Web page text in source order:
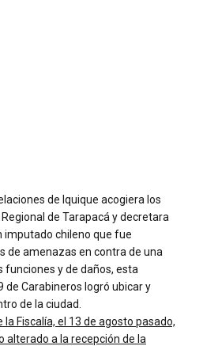
de Iquique acogiera los
de Tarapacá y decretara
imputado chileno que fue
de amenazas en contra de una
funciones y de daños, esta
de Carabineros logró ubicar y
de la ciudad.
Fiscalía, el 13 de agosto pasado,
alterado a la recepción de la